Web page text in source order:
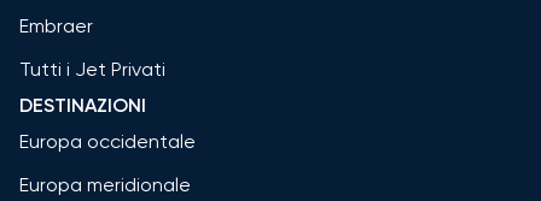
Embraer
Tutti i Jet Privati
DESTINAZIONI
Europa occidentale
Europa meridionale